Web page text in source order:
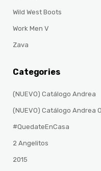
Wild West Boots
Work Men V
Zava
Categories
(NUEVO) Catálogo Andrea
(NUEVO) Catálogo Andrea
#QuedateEnCasa
2 Angelitos
2015